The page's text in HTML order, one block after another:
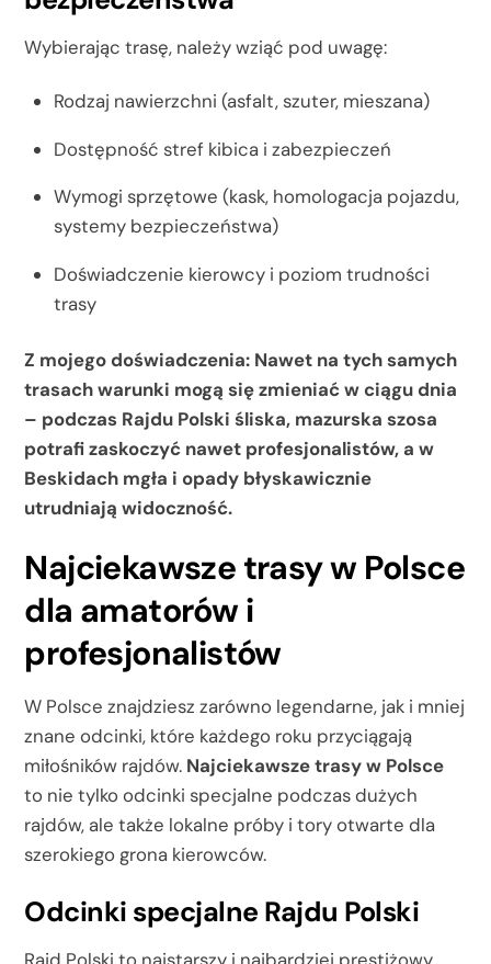
Wybierając trasę, należy wziąć pod uwagę:
Rodzaj nawierzchni (asfalt, szuter, mieszana)
Dostępność stref kibica i zabezpieczeń
Wymogi sprzętowe (kask, homologacja pojazdu,
systemy bezpieczeństwa)
Doświadczenie kierowcy i poziom trudności
trasy
Z mojego doświadczenia: Nawet na tych samych
trasach warunki mogą się zmieniać w ciągu dnia
– podczas Rajdu Polski śliska, mazurska szosa
potrafi zaskoczyć nawet profesjonalistów, a w
Beskidach mgła i opady błyskawicznie
utrudniają widoczność.
Najciekawsze trasy w Polsce
dla amatorów i
profesjonalistów
W Polsce znajdziesz zarówno legendarne, jak i mniej
znane odcinki, które każdego roku przyciągają
miłośników rajdów. Najciekawsze trasy w Polsce
to nie tylko odcinki specjalne podczas dużych
rajdów, ale także lokalne próby i tory otwarte dla
szerokiego grona kierowców.
Odcinki specjalne Rajdu Polski